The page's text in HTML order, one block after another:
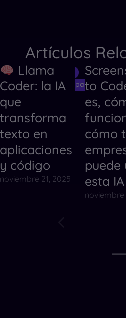
Artículos
Herramientas de IA
Herramientas de IA para Crear
Llama
Coder: la IA
que
transforma
texto en
aplicaciones
y código
noviembre 21, 2025
to
es,
cómo
puede
esta IA
noviembre